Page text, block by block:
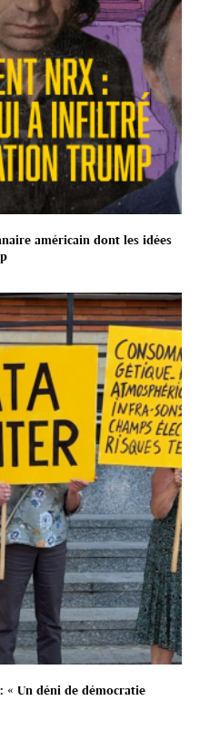
américain dont les idées
« Un déni de démocratie